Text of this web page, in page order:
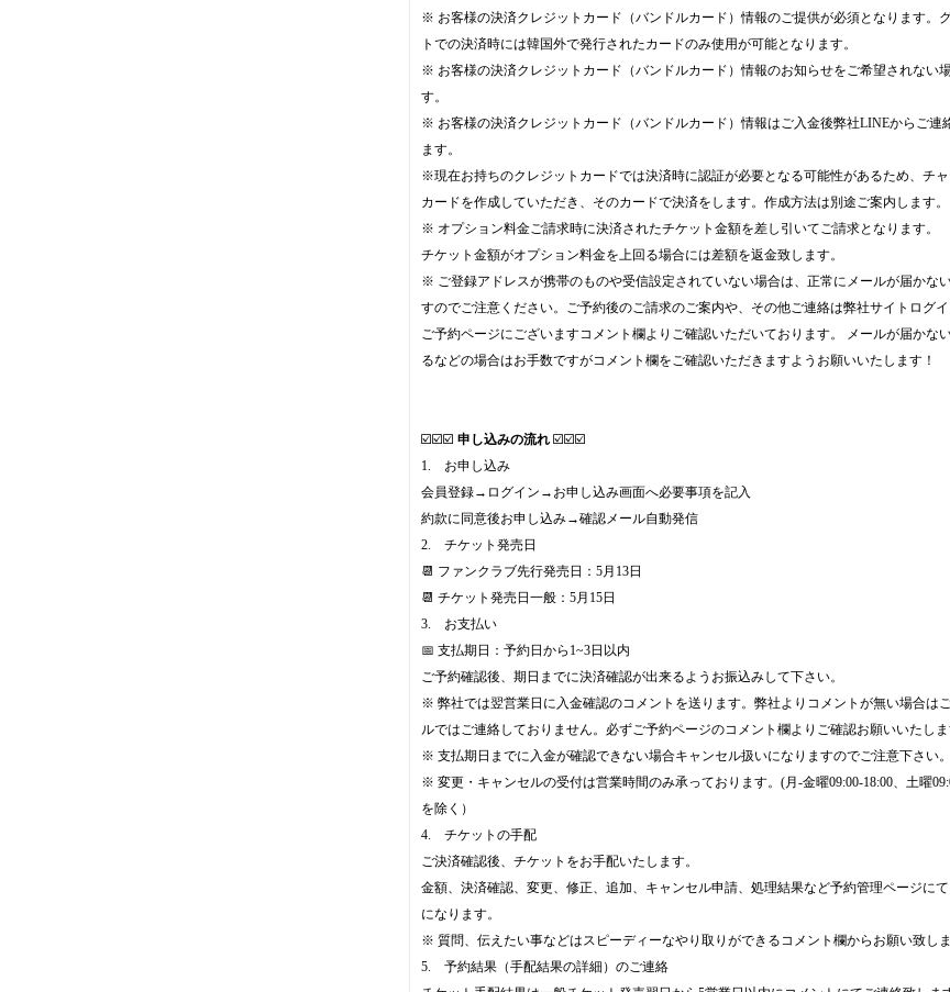
※ お客様の決済クレジットカード（バンドルカード）情報のご提供が必須となります。
トでの決済時には韓国外で発行されたカードのみ使用が可能となります。
※ お客様の決済クレジットカード（バンドルカード）情報のお知らせをご希望されない
す。
※ お客様の決済クレジットカード（バンドルカード）情報はご入金後弊社LINEからご連
ます。
※現在お持ちのクレジットカードでは決済時に認証が必要となる可能性があるため、チ
カードを作成していただき、そのカードで決済をします。作成方法は別途ご案内します。
※ オプション料金ご請求時に決済されたチケット金額を差し引いてご請求となります。
チケット金額がオプション料金を上回る場合には差額を返金致します。
※ ご登録アドレスが携帯のものや受信設定されていない場合は、正常にメールが届かな
すのでご注意ください。ご予約後のご請求のご案内や、その他ご連絡は弊社サイトログ
ご予約ページにございますコメント欄よりご確認いただいております。 メールが届かな
るなどの場合はお手数ですがコメント欄をご確認いただきますようお願いいたします！
☑️☑️☑️ 申し込みの流れ ☑️☑️☑️
1. お申し込み
会員登録→ログイン→お申し込み画面へ必要事項を記入
約款に同意後お申し込み→確認メール自動発信
2. チケット発売日
📆 ファンクラブ先行発売日：5月13日
📆 チケット発売日一般：5月15日
3. お支払い
📅 支払期日：予約日から1~3日以内
ご予約確認後、期日までに決済確認が出来るようお振込みして下さい。
※ 弊社では翌営業日に入金確認のコメントを送ります。弊社よりコメントが無い場合は
ルではご連絡しておりません。必ずご予約ページのコメント欄よりご確認お願いいたしま
※ 支払期日までに入金が確認できない場合キャンセル扱いになりますのでご注意下さい。
※ 変更・キャンセルの受付は営業時間のみ承っております。(月-金曜09:00-18:00、土曜
を除く）
4. チケットの手配
ご決済確認後、チケットをお手配いたします。
金額、決済確認、変更、修正、追加、キャンセル申請、処理結果など予約管理ページに
になります。
※ 質問、伝えたい事などはスピーディーなやり取りができるコメント欄からお願い致しま
5. 予約結果（手配結果の詳細）のご連絡